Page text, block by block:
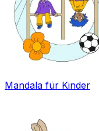
Mandala für Kinder